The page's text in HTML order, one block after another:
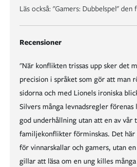
Läs också: "Gamers: Dubbelspel"
Recensioner
"När konflikten trissas upp sker det
precision i språket som gör att man
sidorna och med Lionels ironiska
Silvers många levnadsregler
god underhållning utan att en av vår
familjekonflikter förminskas. Det
för vinnarskallar och gamers, utan
gillar att läsa om en ung killes